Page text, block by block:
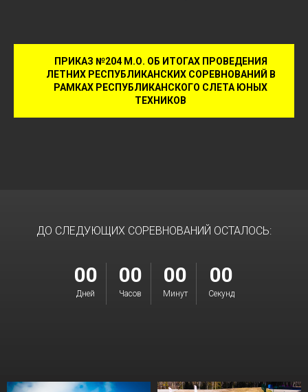
ПРИКАЗ №204 М.О. ОБ ИТОГАХ ПРОВЕДЕНИЯ
ЛЕТНИХ РЕСПУБЛИКАНСКИХ СОРЕВНОВАНИЙ В
РАМКАХ РЕСПУБЛИКАНСКОГО СЛЕТА ЮНЫХ
ТЕХНИКОВ
ДО СЛЕДУЮЩИХ СОРЕВНОВАНИЙ ОСТАЛОСЬ:
00
Дней
00
Часов
00
Минут
00
Секунд